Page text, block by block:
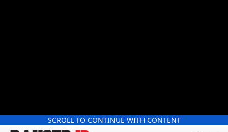
SCROLL TO CONTINUE WITH CONTENT